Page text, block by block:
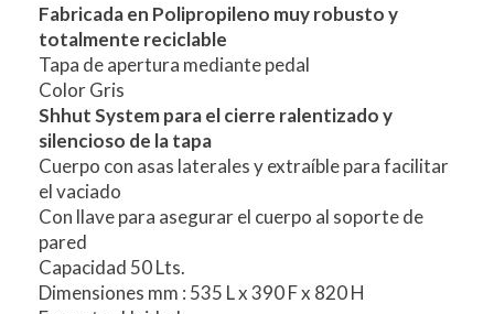
Fabricada en Polipropileno muy robusto y
totalmente reciclable
Tapa de apertura mediante pedal
Color Gris
Shhut System para el cierre ralentizado y
silencioso de la tapa
Cuerpo con asas laterales y extraíble para facilitar
el vaciado
Con llave para asegurar el cuerpo al soporte de
pared
Capacidad 50 Lts.
Dimensiones mm : 535 L x 390 F x 820 H